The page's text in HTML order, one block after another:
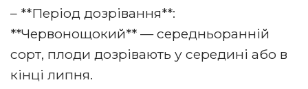
– **Період дозрівання**:
**Червонощокий** — середньоранній
сорт, плоди дозрівають у середині або в
кінці липня.